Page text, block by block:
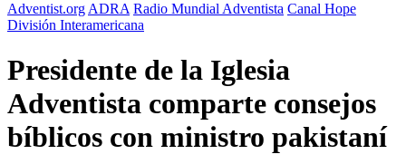
Adventist.org ADRA Radio Mundial Adventista Canal Hope
División Interamericana
Presidente de la Iglesia
Adventista comparte consejos
bíblicos con ministro pakistaní